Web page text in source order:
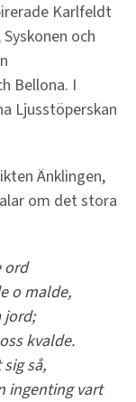
Karlfeldt
och
Bellona. I
Ljusstöperskan
Änklingen,
om det stora
ord
o malde,
jord;
kvalde.
så,
ingenting vart